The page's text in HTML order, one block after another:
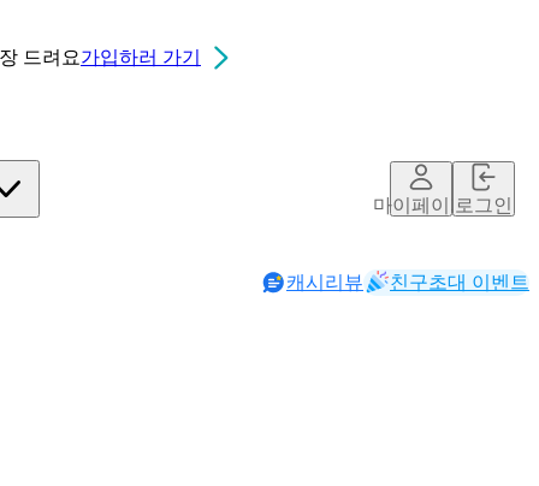
드려요가입하러 가기
마이페이지로그인
캐시리뷰 친구초대 이벤트